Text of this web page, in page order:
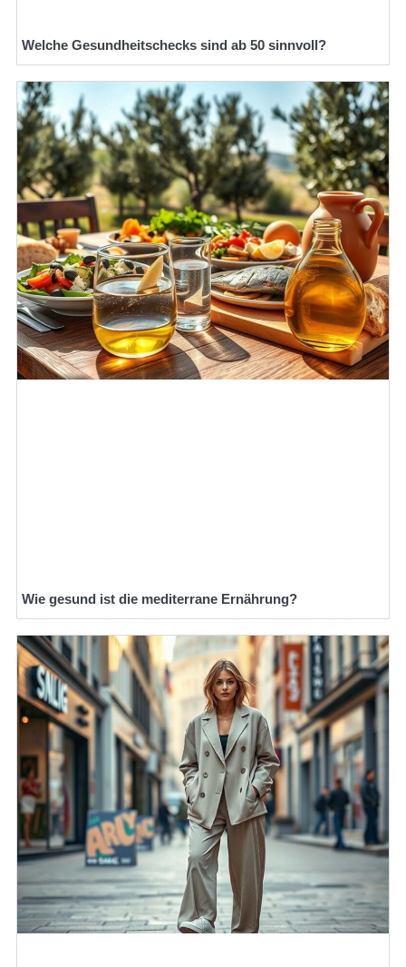
Welche Gesundheitschecks sind ab 50 sinnvoll?
Wie gesund ist die mediterrane Ernährung?